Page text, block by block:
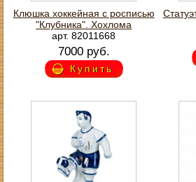
Клюшка хоккейная с росписью
"Клубника". Хохлома
арт. 82011668
7000 руб.
Купить